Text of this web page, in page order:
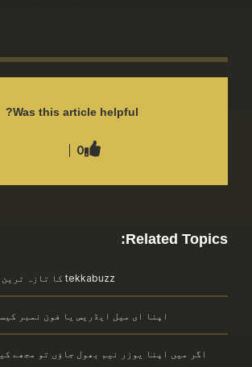
Was this article helpful?
Related
اپنا ای میل ایڈریس یا فون نمبر کیسے تبدیل کریں؟
اپنا یوزر نیم بھول جاؤں تو مجھے کیا کرنا چاہیے؟